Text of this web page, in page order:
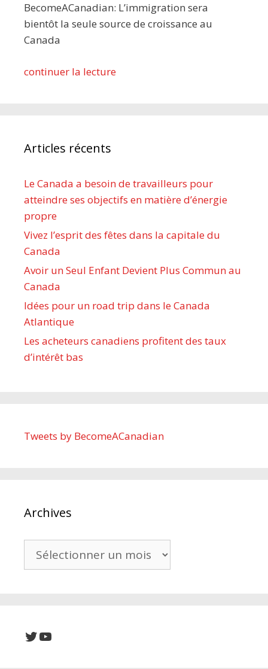
BecomeACanadian: L’immigration sera
bientôt la seule source de croissance au
Canada
continuer la lecture
Articles récents
Le Canada a besoin de travailleurs pour
atteindre ses objectifs en matière d’énergie
propre
Vivez l’esprit des fêtes dans la capitale du
Canada
Avoir un Seul Enfant Devient Plus Commun au
Canada
Idées pour un road trip dans le Canada
Atlantique
Les acheteurs canadiens profitent des taux
d’intérêt bas
Tweets by BecomeACanadian
Archives
Archives
Twitter
YouTube